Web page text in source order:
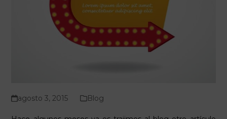
agosto 3, 2015 Blog